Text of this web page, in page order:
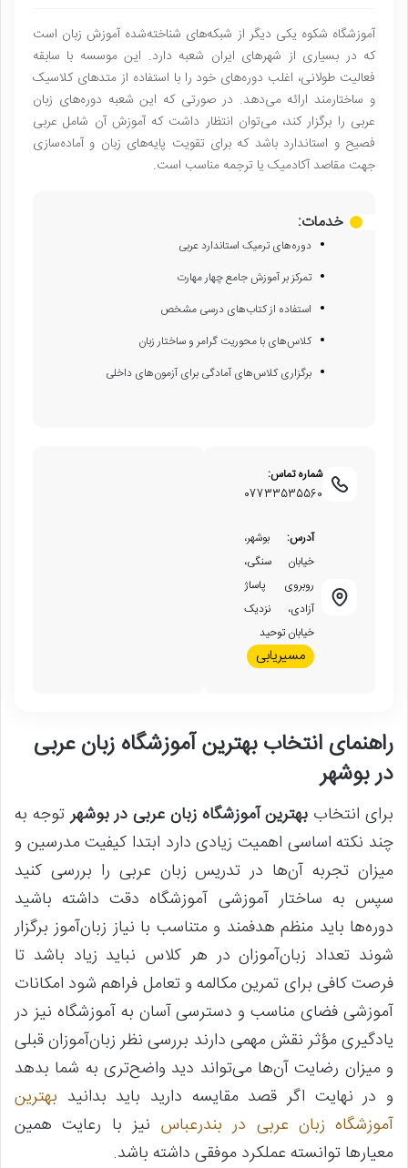
آموزشگاه شکوه یکی دیگر از شبکه‌های شناخته‌شده آموزش زبان است
که در بسیاری از شهرهای ایران شعبه دارد. این موسسه با سابقه
فعالیت طولانی، اغلب دوره‌های خود را با استفاده از متدهای کلاسیک
و ساختارمند ارائه می‌دهد. در صورتی که این شعبه دوره‌های زبان
عربی را برگزار کند، می‌توان انتظار داشت که آموزش آن شامل عربی
فصیح و استاندارد باشد که برای تقویت پایه‌های زبان و آماده‌سازی
جهت مقاصد آکادمیک یا ترجمه مناسب است.
خدمات:
دوره‌های ترمیک استاندارد عربی
تمرکز بر آموزش جامع چهار مهارت
استفاده از کتاب‌های درسی مشخص
کلاس‌های با محوریت گرامر و ساختار زبان
برگزاری کلاس‌های آمادگی برای آزمون‌های داخلی
شماره تماس:
07733535560
آدرس: بوشهر،
خیابان سنگی،
روبروی پاساژ
آزادی، نزدیک
خیابان توحید
مسیریابی
راهنمای انتخاب بهترین آموزشگاه زبان عربی
در بوشهر
برای انتخاب بهترین آموزشگاه زبان عربی در بوشهرتوجه به
چند نکته اساسی اهمیت زیادی دارد ابتدا کیفیت مدرسین و
میزان تجربه آن‌ها در تدریس زبان عربی را بررسی کنید
سپس به ساختار آموزشی آموزشگاه دقت داشته باشید
دوره‌ها باید منظم هدفمند و متناسب با نیاز زبان‌آموز برگزار
شوند تعداد زبان‌آموزان در هر کلاس نباید زیاد باشد تا
فرصت کافی برای تمرین مکالمه و تعامل فراهم شود امکانات
آموزشی فضای مناسب و دسترسی آسان به آموزشگاه نیز در
یادگیری مؤثر نقش مهمی دارند بررسی نظر زبان‌آموزان قبلی
و میزان رضایت آن‌ها می‌تواند دید واضح‌تری به شما بدهد
و در نهایت اگر قصد مقایسه دارید باید بدانید بهترین
آموزشگاه زبان عربی در بندرعباس نیز با رعایت همین
معیارها توانسته عملکرد موفقی داشته باشد.